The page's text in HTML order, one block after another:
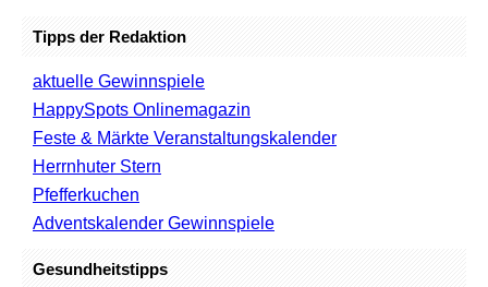
Tipps der Redaktion
aktuelle Gewinnspiele
HappySpots Onlinemagazin
Feste & Märkte Veranstaltungskalender
Herrnhuter Stern
Pfefferkuchen
Adventskalender Gewinnspiele
Gesundheitstipps